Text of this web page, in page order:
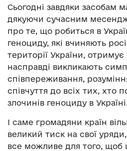
Сьогодні завдяки засобам
дякуючи сучасним
про те, що робиться в
геноциду, які вчиняють
території України, отримує
насправді викликають
співпереживання,
співчуття до всіх тих, хто
злочинів геноциду в
І саме громадяни країн
великий тиск на свої
все можливе для того, щоб